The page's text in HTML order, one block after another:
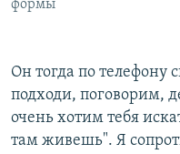
формы
Он тогда по телефону
подходи, поговорим,
очень хотим тебя
там живешь". Я